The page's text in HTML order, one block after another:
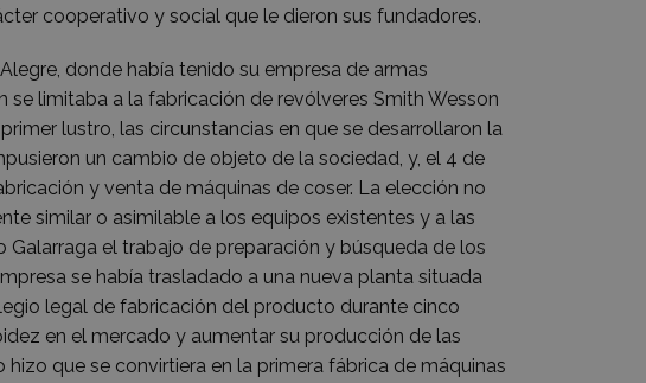
cooperativo y social que le dieron sus fundadores.
donde había tenido su empresa de armas
se limitaba a la fabricación de revólveres Smith Wesson
lustro, las circunstancias en que se desarrollaron la
un cambio de objeto de la sociedad, y, el 4 de
y venta de máquinas de coser. La elección no
similar o asimilable a los equipos existentes y a las
el trabajo de preparación y búsqueda de los
se había trasladado a una nueva planta situada
legal de fabricación del producto durante cinco
en el mercado y aumentar su producción de las
hizo que se convirtiera en la primera fábrica de máquinas